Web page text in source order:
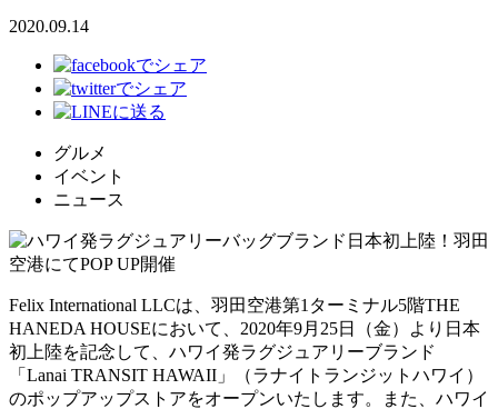
2020.09.14
グルメ
イベント
ニュース
Felix International LLCは、羽田空港第1ターミナル5階THE
HANEDA HOUSEにおいて、2020年9月25日（金）より日本
初上陸を記念して、ハワイ発ラグジュアリーブランド
「Lanai TRANSIT HAWAII」（ラナイトランジットハワイ）
のポップアップストアをオープンいたします。また、ハワイ